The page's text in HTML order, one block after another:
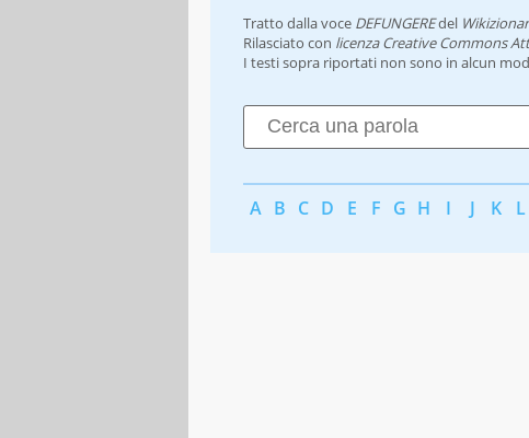
Tratto dalla voce DEFUNGEREdel
Rilasciato con licenza Creative Commons
I testi sopra riportati non sono in alcun
A B C D E F G H I J K L